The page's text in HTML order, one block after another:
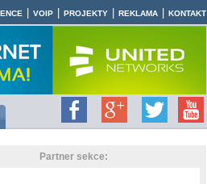
VOIP PROJEKTY REKLAMA KONTAKT
Partner sekce: